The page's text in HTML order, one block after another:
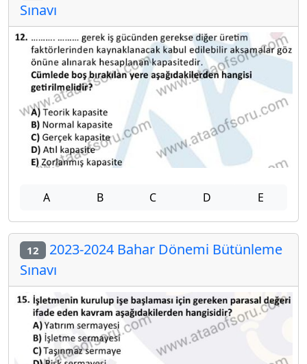
Sınavı
A B C D E
12 2023-2024 Bahar Dönemi Bütünleme
Sınavı